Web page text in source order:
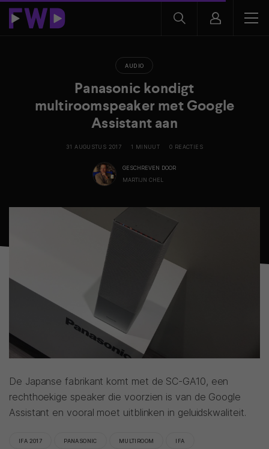
AUDIO
Panasonic kondigt
multiroomspeaker met Google
Assistant aan
31 AUGUSTUS 2017 1 MINUUT 0 REACTIES
GESCHREVEN DOOR
MARTIJN CHEL
De Japanse fabrikant komt met de SC-GA10, een
rechthoekige speaker die voorzien is van de Google
Assistant en vooral moet uitblinken in geluidskwaliteit.
IFA 2017 PANASONIC MULTIROOM IFA